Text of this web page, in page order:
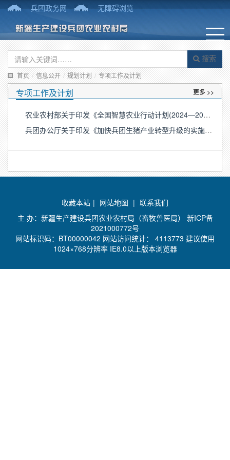
兵团政务网 无障碍浏览
搜索
首页 / 信息公开 / 规划计划 / 专项工作及计划
专项工作及计划 更多 >>
农业农村部关于印发《全国智慧农业行动计划(2024—2028年)》的通知 农市发[2024]4号
兵团办公厅关于印发《加快兵团生猪产业转型升级的实施方案（2019-2025年）》的通知
收藏本站 | 网站地图 | 联系我们
主 办：新疆生产建设兵团农业农村局（畜牧兽医局） 新ICP备
2021000772号
网站标识码：BT00000042 网站访问统计： 4113773 建议使用
1024×768分辨率 IE8.0以上版本浏览器